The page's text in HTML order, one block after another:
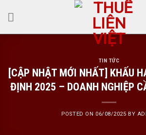
TIN TỨC
[CẬP NHẬT MỚI NHẤT] KHẤU
ĐỊNH 2025 – DOANH NGHIỆP
POSTED ON 06/08/2025 BY